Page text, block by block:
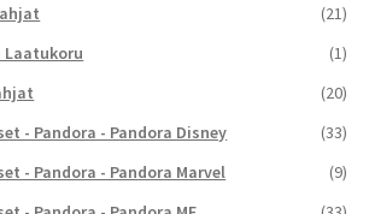
(21)
Laatukoru
(1)
(20)
- Pandora - Pandora Disney
(33)
- Pandora - Pandora Marvel
(9)